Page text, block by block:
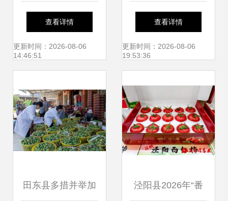
肉的写生密码
查看详情
更新时间：2026-08-06
14:46:51
连接乡村田野与城
市餐桌的绿色纽带
查看详情
更新时间：2026-08-06
19:53:36
田东县多措并举加 泾阳县2026年“番